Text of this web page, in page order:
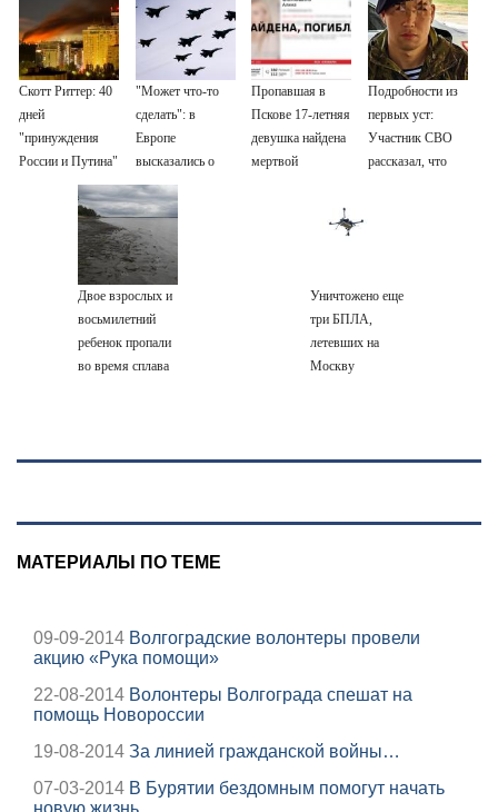
Скотт Риттер: 40
дней
"принуждения
России и Путина"
резко приблизили
крах режима
Зеленского
"Может что-то
сделать": в
Европе
высказались о
нападении России
Пропавшая в
Пскове 17-летняя
девушка найдена
мертвой
Подробности из
первых уст:
Участник СВО
рассказал, что
Двое взрослых и
восьмилетний
ребенок пропали
во время сплава
Уничтожено еще
три БПЛА,
летевших на
Москву
МАТЕРИАЛЫ ПО ТЕМЕ
09-09-2014 Волгоградские волонтеры провели
акцию «Рука помощи»
22-08-2014 Волонтеры Волгограда спешат на
помощь Новороссии
19-08-2014 За линией гражданской войны…
07-03-2014 В Бурятии бездомным помогут начать
новую жизнь